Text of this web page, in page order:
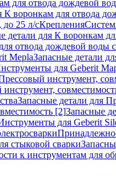
для отвода дождевой
К воронкам для отвода
25 л/сКрепления
детали для К воронкам
отвода дождевой воды с
MeplaЗапасные детали
для Geberit
инструмент,
Запасные детали для
[2]Запасные
для Geberit
стыковой сварки
к инструментам для